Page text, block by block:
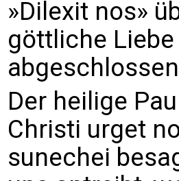
»Dilexit nos»
göttliche
Der heilige
Christi urget
sunechei